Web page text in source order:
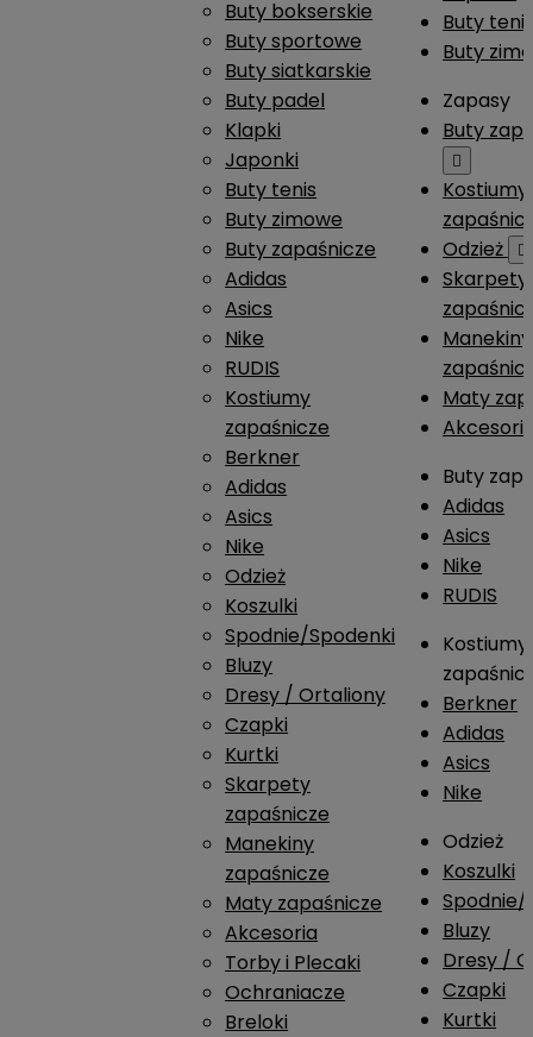
Buty bokserskie
Buty sportowe
Buty siatkarskie
Buty padel
Klapki
Japonki
Buty tenis
Buty zimowe
Buty zapaśnicze
Adidas
Asics
Nike
RUDIS
Kostiumy
zapaśnicze
Berkner
Adidas
Asics
Nike
Odzież
Koszulki
Spodnie/Spodenki
Bluzy
Dresy / Ortaliony
Czapki
Kurtki
Skarpety
zapaśnicze
Manekiny
zapaśnicze
Maty zapaśnicze
Akcesoria
Torby i Plecaki
Ochraniacze
Breloki
Buty
Buty
Zapasy
Buty

Kostiumy
Odzież

Skarpety
Manekiny
Maty
Buty
Adidas
Asics
Nike
RUDIS
Kostiumy
Berkner
Adidas
Asics
Nike
Odzież
Koszulki
Spodnie/
Bluzy
Dresy /
Czapki
Kurtki